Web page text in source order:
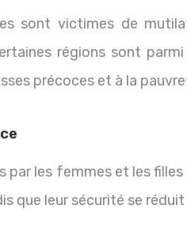
sont victimes de
régions sont
précoces et à la
les femmes et les filles
que leur sécurité se